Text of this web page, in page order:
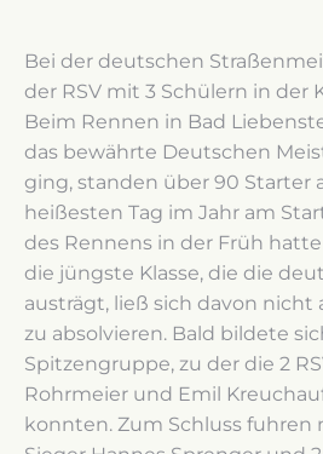
Bei der deutschen
der RSV mit 3 Schülern in der
Beim Rennen in Bad
das bewährte Deutschen
ging, standen über 90 Starter
heißesten Tag im Jahr am
des Rennens in der Früh hatte
die jüngste Klasse, die die
austrägt, ließ sich davon nicht
zu absolvieren. Bald bildete
Spitzengruppe, zu der die 2
Rohrmeier und Emil
konnten. Zum Schluss fuhren